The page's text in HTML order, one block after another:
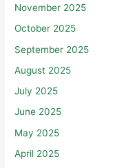
November 2025
October 2025
September 2025
August 2025
July 2025
June 2025
May 2025
April 2025